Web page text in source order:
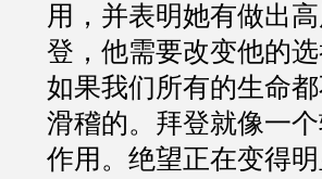
用，并表明她有做出
登，他需要改变他的
如果我们所有的生命
滑稽的。拜登就像一
作用。绝望正在变得